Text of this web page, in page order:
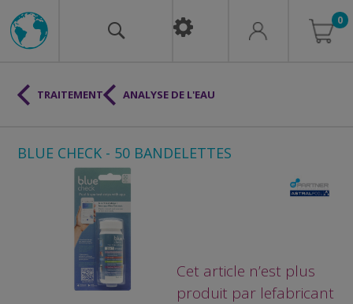
0
BLUE CHECK - 50 BANDELETTES
Cet article n’est plus
produit par lefabricant
TRAITEMENT ANALYSE DE L'EAU